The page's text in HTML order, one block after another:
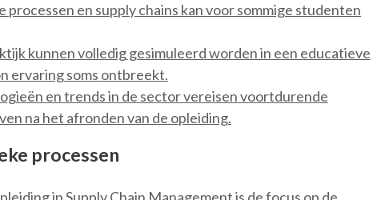
processen en supply chains kan voor sommige studenten
kunnen volledig gesimuleerd worden in een educatieve
ervaring soms ontbreekt.
en trends in de sector vereisen voortdurende
na het afronden van de opleiding.
processen